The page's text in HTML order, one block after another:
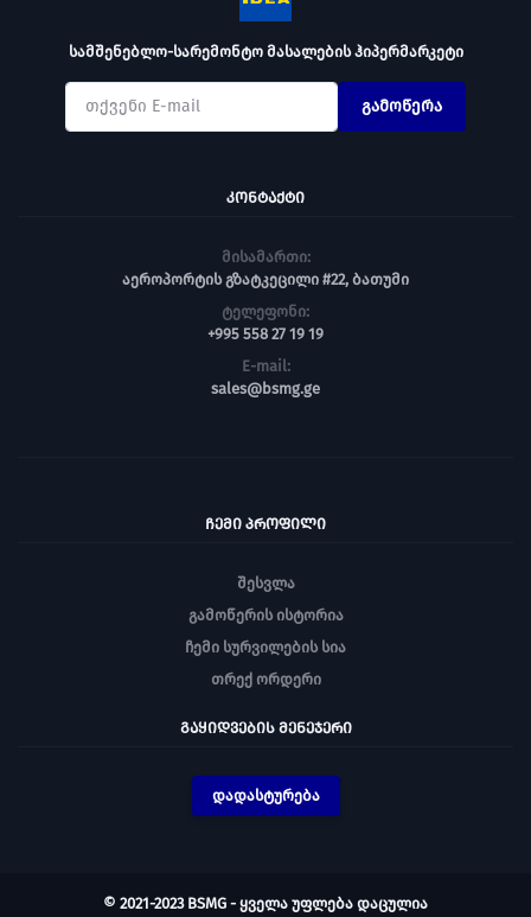
სამშენებლო-სარემონტო მასალების ჰიპერმარკეტი
გამოწერა
ᲙᲝᲜᲢᲐᲥᲢᲘ
მისამართი:
აეროპორტის გზატკეცილი #22, ბათუმი
ტელეფონი:
+995 558 27 19 19
E-mail:
sales@bsmg.ge
ᲩᲔᲛᲘ ᲞᲠᲝᲤᲘᲚᲘ
შესვლა
გამოწერის ისტორია
ჩემი სურვილების სია
თრექ ორდერი
ᲒᲐᲧᲘᲓᲕᲔᲑᲘᲡ ᲛᲔᲜᲔᲯᲔᲠᲘ
დადასტურება
© 2021-2023 BSMG - ყველა უფლება დაცულია